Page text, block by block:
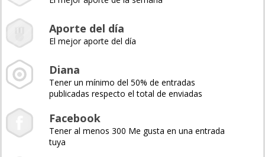
Aporte del día
El mejor aporte del día
Diana
Tener un mínimo del 50% de entradas
publicadas respecto el total de enviadas
Facebook
Tener al menos 300 Me gusta en una entrada
tuya